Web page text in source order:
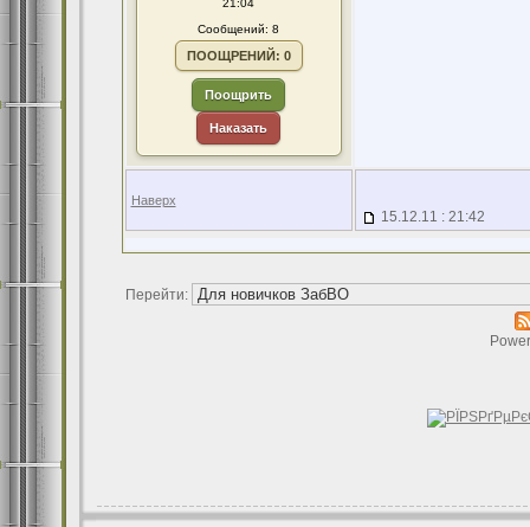
21:04
Сообщений: 8
ПООЩРЕНИЙ: 0
Поощрить
Наказать
Наверх
15.12.11 : 21:42
Перейти: